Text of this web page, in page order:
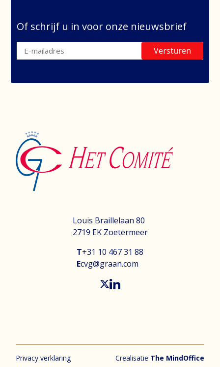
Of schrijf u in voor onze nieuwsbrief
Versturen
Louis Braillelaan 80
2719 EK Zoetermeer
T+31 10 467 31 88
Ecvg@graan.com
Privacy verklaring Crealisatie The MindOffice